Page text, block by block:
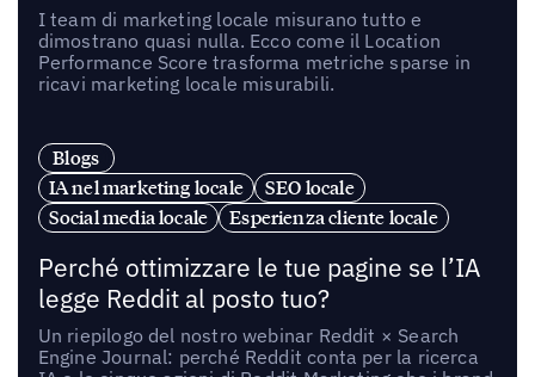
I team di marketing locale misurano tutto e
dimostrano quasi nulla. Ecco come il Location
Performance Score trasforma metriche sparse in
ricavi marketing locale misurabili.
Blogs
IA nel marketing locale
SEO locale
Social media locale
Esperienza cliente locale
Perché ottimizzare le tue pagine se l’IA
legge Reddit al posto tuo?
Un riepilogo del nostro webinar Reddit × Search
Engine Journal: perché Reddit conta per la ricerca